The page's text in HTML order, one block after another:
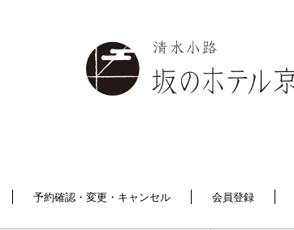
予約確認・変更・キャンセル 会員登録